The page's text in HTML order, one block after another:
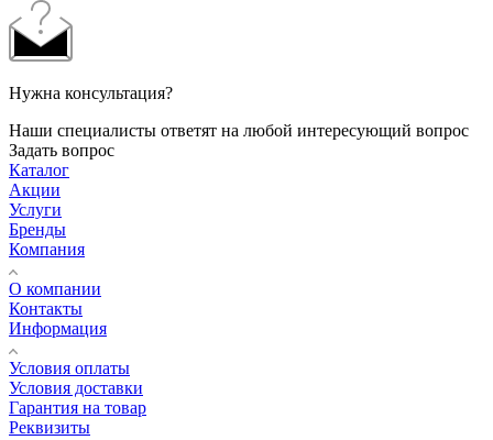
Нужна консультация?
Наши специалисты ответят на любой интересующий вопрос
Задать вопрос
Каталог
Акции
Услуги
Бренды
Компания
О компании
Контакты
Информация
Условия оплаты
Условия доставки
Гарантия на товар
Реквизиты